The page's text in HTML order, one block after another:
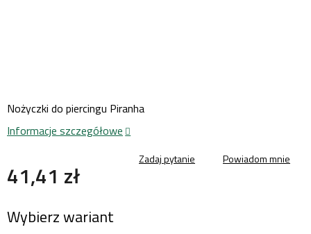
41,41 zł
jednostkowa:
Wybierz wariant
Nożyczki do piercingu Piranha
Informacje szczegółowe
Zadaj pytanie Powiadom mnie